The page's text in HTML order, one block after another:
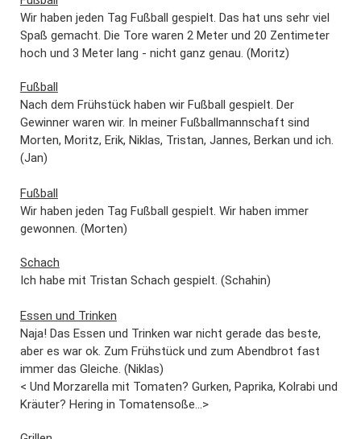
Wir haben jeden Tag Fußball gespielt. Das hat uns sehr viel
Spaß gemacht. Die Tore waren 2 Meter und 20 Zentimeter
hoch und 3 Meter lang - nicht ganz genau. (Moritz)
Fußball
Nach dem Frühstück haben wir Fußball gespielt. Der
Gewinner waren wir. In meiner Fußballmannschaft sind
Morten, Moritz, Erik, Niklas, Tristan, Jannes, Berkan und ich.
(Jan)
Fußball
Wir haben jeden Tag Fußball gespielt. Wir haben immer
gewonnen. (Morten)
Schach
Ich habe mit Tristan Schach gespielt. (Schahin)
Essen und Trinken
Naja! Das Essen und Trinken war nicht gerade das beste,
aber es war ok. Zum Frühstück und zum Abendbrot fast
immer das Gleiche. (Niklas)
< Und Morzarella mit Tomaten? Gurken, Paprika, Kolrabi und
Kräuter? Hering in Tomatensoße...>